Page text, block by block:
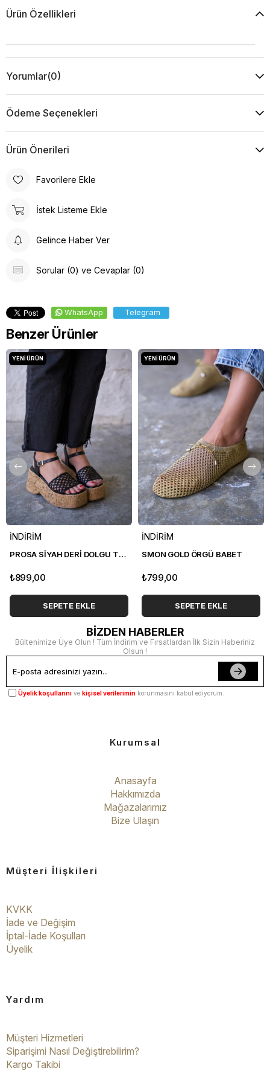
Ürün Özellikleri
Yorumlar(0)
Ödeme Seçenekleri
Ürün Önerileri
Favorilere Ekle
İstek Listeme Ekle
Gelince Haber Ver
Sorular (0) ve Cevaplar (0)
WhatsApp Telegram
Benzer Ürünler
İNDİRİM
PROSA SİYAH DERİ DOLGU TOPUK SANDALET
₺899,00
SEPETE EKLE
YENI ÜRÜN
İNDİRİM
SMON GOLD ÖRGÜ BABET
₺799,00
SEPETE EKLE
YENI ÜRÜN
BİZDEN HABERLER
Bültenimize Üye Olun ! Tüm İndirim ve Fırsatlardan İlk Sizin Haberiniz
Olsun !
Üyelik koşullarını ve kişisel verilerimin korunmasını kabul ediyorum.
Kurumsal
Anasayfa
Hakkımızda
Mağazalarımız
Bize Ulaşın
Müşteri İlişkileri
KVKK
İade ve Değişim
İptal-İade Koşulları
Üyelik
Yardım
Müşteri Hizmetleri
Siparişimi Nasıl Değiştirebilirim?
Kargo Takibi